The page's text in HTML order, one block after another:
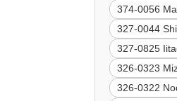
374-0056
327-0044
327-0825
326-0323
326-0322